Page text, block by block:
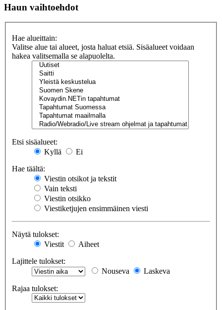
Haun vaihtoehdot
Hae alueittain:
Valitse alue tai alueet, josta haluat etsiä. Sisäalueet voidaan
hakea valitsemalla se alapuolelta.
Etsi sisäalueet:
Kyllä
Ei
Hae täältä:
Viestin otsikot ja tekstit
Vain teksti
Viestin otsikko
Viestiketjujen ensimmäinen viesti
Näytä tulokset:
Viestit
Aiheet
Lajittele tulokset:
Nouseva
Laskeva
Rajaa tulokset: